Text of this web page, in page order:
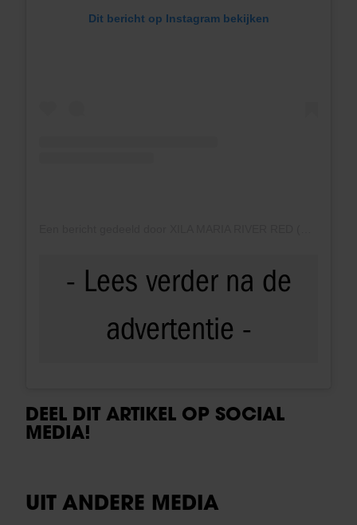
Dit bericht op Instagram bekijken
DEEL DIT ARTIKEL OP SOCIAL
MEDIA!
UIT ANDERE MEDIA